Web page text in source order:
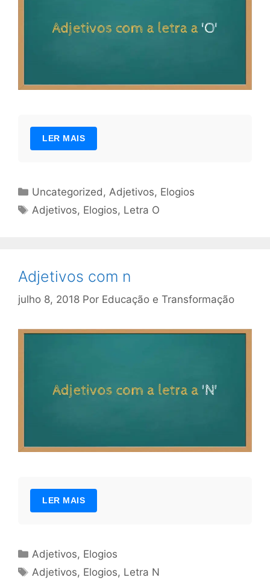
LER MAIS
Categorias
Uncategorized , Adjetivos, Elogios
Tags
Adjetivos, Elogios, Letra O
Adjetivos com n
julho 8, 2018 Por Educação e Transformação
LER MAIS
Categorias
Adjetivos, Elogios
Tags
Adjetivos, Elogios, Letra N